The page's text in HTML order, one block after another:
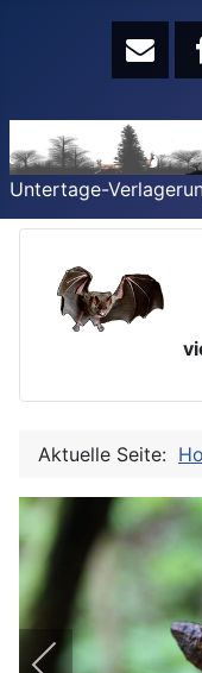
Untertage-
Aktuelle Seite: